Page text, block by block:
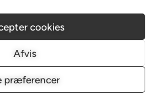
cookies
Afvis
præferencer
Christensen | CVR: 41118547
and read about cookie and
Katja Christensen i samarbejde med